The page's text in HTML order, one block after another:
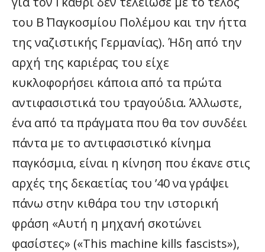
του Β΄ Παγκοσμίου Πολέμου και την ήττα
της ναζιστικής Γερμανίας). Ήδη από την
αρχή της καριέρας του είχε
κυκλοφορήσει κάποια από τα πρώτα
αντιφασιστικά του τραγούδια. Άλλωστε,
ένα από τα πράγματα που θα τον συνδέει
πάντα με το αντιφασιστικό κίνημα
παγκόσμια, είναι η κίνηση που έκανε στις
αρχές της δεκαετίας του ’40 να γράψει
πάνω στην κιθάρα του την ιστορική
φράση «Αυτή η μηχανή σκοτώνει
φασίστες» («This machine kills fascists»),